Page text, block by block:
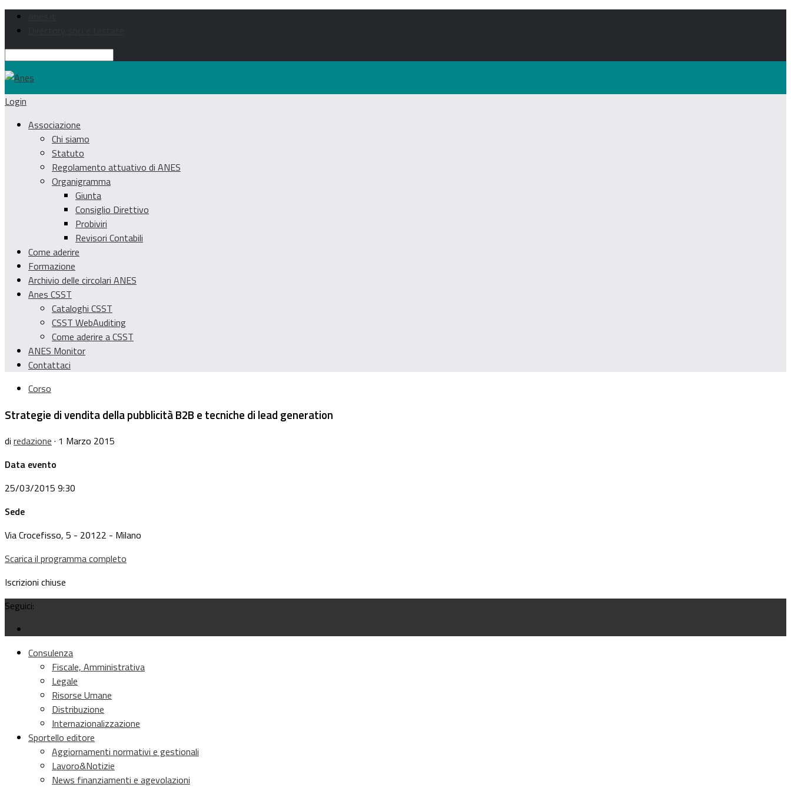
Login
Associazione
Chi siamo
Statuto
Regolamento attuativo di ANES
Organigramma
Giunta
Consiglio Direttivo
Probiviri
Revisori Contabili
Come aderire
Formazione
Archivio delle circolari ANES
Anes CSST
Cataloghi CSST
CSST WebAuditing
Come aderire a CSST
ANES Monitor
Contattaci
Corso
Strategie di vendita della pubblicità B2B e tecniche di lead generation
di redazione · 1 Marzo 2015
Data evento
25/03/2015 9:30
Sede
Via Crocefisso, 5 - 20122 - Milano
Scarica il programma completo
Iscrizioni chiuse
Seguici:
Consulenza
Fiscale, Amministrativa
Legale
Risorse Umane
Distribuzione
Internazionalizzazione
Sportello editore
Aggiornamenti normativi e gestionali
Lavoro&Notizie
News finanziamenti e agevolazioni